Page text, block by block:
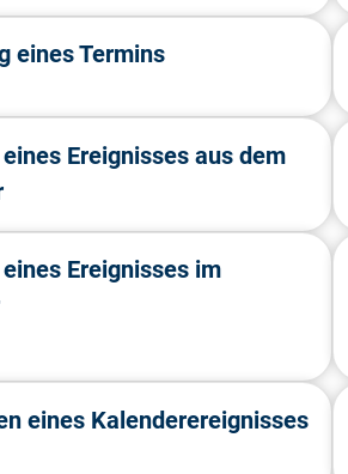
eines Termins
Ereignisses aus dem
Ereignisses im
eines Kalenderereignisses